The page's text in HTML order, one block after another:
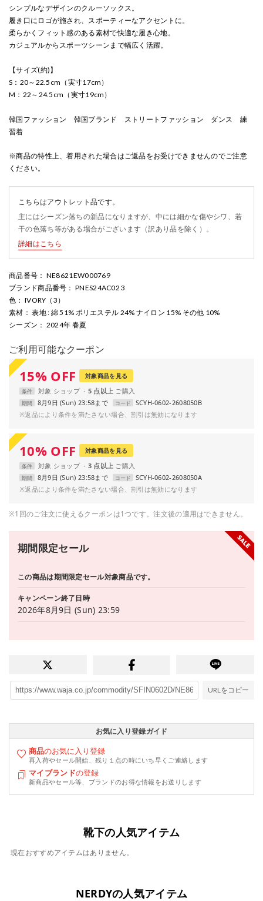
シンプルなデザインのクルーソックス。
履き口にロゴが施され、スポーティーなアクセントに。
柔らかくフィット感のある素材で快適な履き心地。
カジュアルからスポーツシーンまで幅広く活躍。
【サイズ(約)】
S：20～22.5cm（実寸17cm）
M：22～24.5cm（実寸19cm）
韓国ファッション 韓国ブランド ストリートファッション ダンス 練
習着
※商品の特性上、着用された場合はご返品をお受けできませんのでご注意
ください。
こちらはアウトレット品です。
主にはシーズン落ちの新品になりますが、中には細かな傷やシワ、若
干の色落ち等がある場合がございます（訳あり品を除く）。
詳細はこちら
商品番号 ： NE8621EW000769
ブランド商品番号 ： PNES24AC02 3
色 ： IVORY（3）
素材 ： 表地 : 綿 51% ポリエステル 24% ナイロン 15% その他 10%
シーズン ： 2024年 春夏
ご利用可能なクーポン
15% OFF 対象商品を見る
条件 対象 ショップ 5 点以上
期間 8月9日 (Sun) 23:58まで コード
SCYH-0602-2608050B
※返品により条件を満たさない場合、割引は無効になります
10% OFF 対象商品を見る
条件 対象 ショップ 3 点以上
期間 8月9日 (Sun) 23:58まで コード
SCYH-0602-2608050A
※返品により条件を満たさない場合、割引は無効になります
※1回のご注文に使えるクーポンは1つです。注文後の適用はできません。
期間限定セール
この商品は期間限定セール対象商品です。
キャンペーン終了日時
2026年8月9日 (Sun) 23:59
URLをコピー
お気に入り登録ガイド
商品のお気に入り登録
再入荷やセール開始、残り１点の時にいち早くご連絡します
マイブランドの登録
新商品やセール等、ブランドのお得な情報をお送りします
靴下の人気アイテム
現在おすすめアイテムはありません。
NERDYの人気アイテム